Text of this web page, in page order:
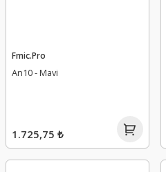
Fmic.Pro
An10 - Mavi
1.725,75 ₺